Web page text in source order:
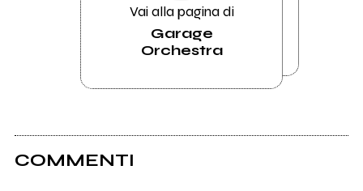
Vai alla pagina di
Garage
Orchestra
COMMENTI